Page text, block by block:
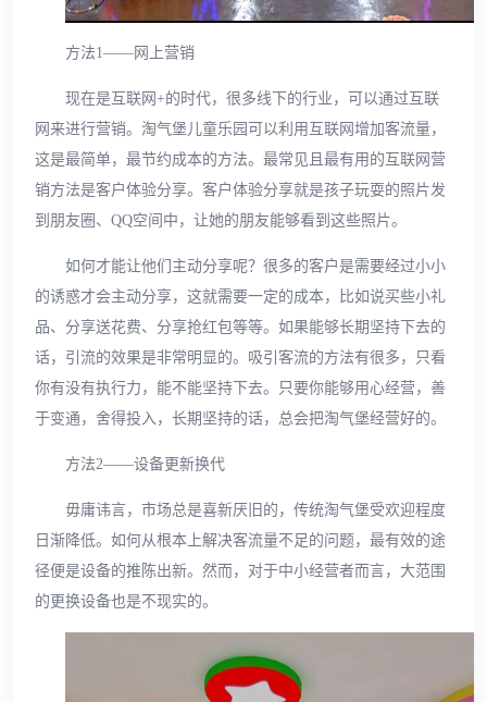
方法1——网上营销
现在是互联网+的时代，很多线下的行业，可以通过互联
网来进行营销。淘气堡儿童乐园可以利用互联网增加客流量，
这是最简单，最节约成本的方法。最常见且最有用的互联网营
销方法是客户体验分享。客户体验分享就是孩子玩耍的照片发
到朋友圈、QQ空间中，让她的朋友能够看到这些照片。
如何才能让他们主动分享呢？很多的客户是需要经过小小
的诱惑才会主动分享，这就需要一定的成本，比如说买些小礼
品、分享送花费、分享抢红包等等。如果能够长期坚持下去的
话，引流的效果是非常明显的。吸引客流的方法有很多，只看
你有没有执行力，能不能坚持下去。只要你能够用心经营，善
于变通，舍得投入，长期坚持的话，总会把淘气堡经营好的。
方法2——设备更新换代
毋庸讳言，市场总是喜新厌旧的，传统淘气堡受欢迎程度
日渐降低。如何从根本上解决客流量不足的问题，最有效的途
径便是设备的推陈出新。然而，对于中小经营者而言，大范围
的更换设备也是不现实的。